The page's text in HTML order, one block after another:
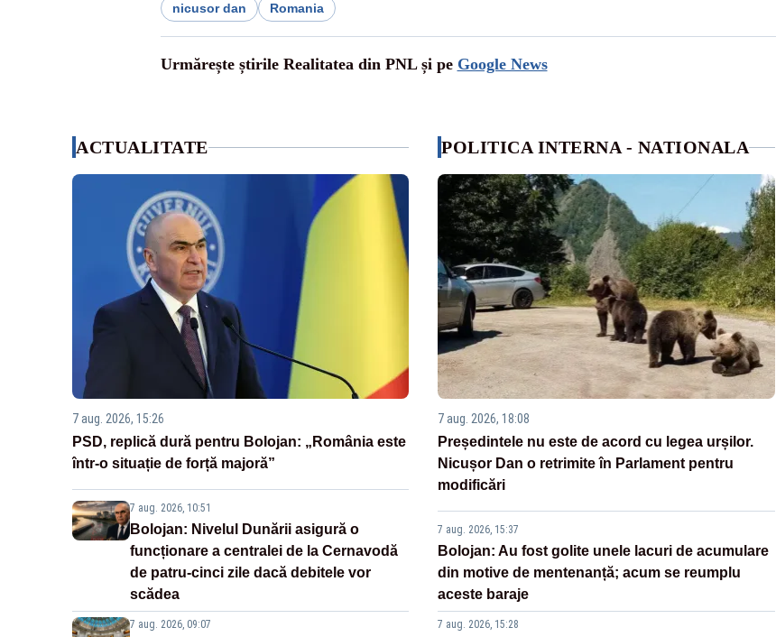
nicusor dan Romania
Urmărește știrile Realitatea din PNL și pe Google News
ACTUALITATE
7 aug. 2026, 15:26
PSD, replică dură pentru Bolojan: „România este
într-o situație de forță majoră”
7 aug. 2026, 10:51
Bolojan: Nivelul Dunării asigură o
funcționare a centralei de la Cernavodă
de patru-cinci zile dacă debitele vor
scădea
7 aug. 2026, 09:07
POLITICA INTERNA - NATIONALA
7 aug. 2026, 18:08
Președintele nu este de acord cu legea urșilor.
Nicușor Dan o retrimite în Parlament pentru
modificări
7 aug. 2026, 15:37
Bolojan: Au fost golite unele lacuri de acumulare
din motive de mentenanță; acum se reumplu
aceste baraje
7 aug. 2026, 15:28